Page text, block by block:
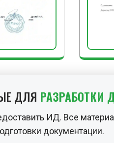
ДЛЯ РАЗРАБОТКИ
ИД. Все
документации.